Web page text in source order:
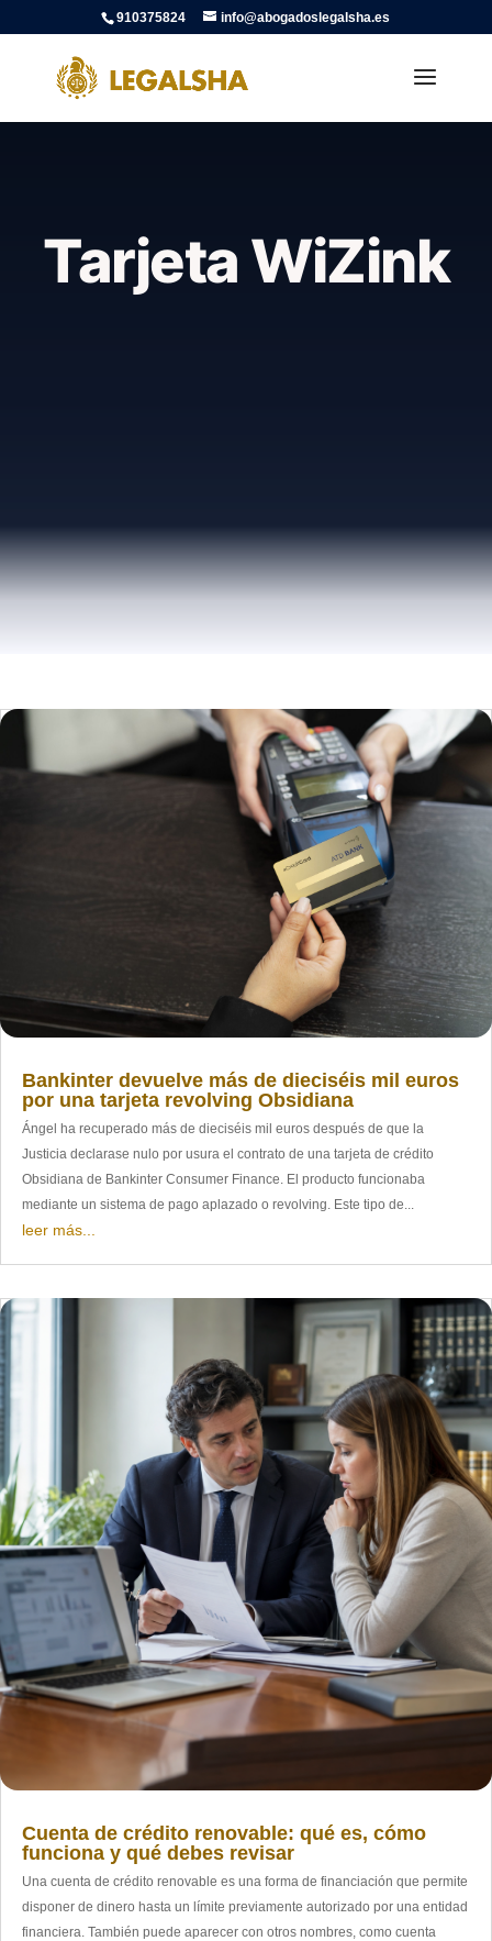
910375824 info@abogadoslegalsha.es
Tarjeta WiZink
Bankinter devuelve más de dieciséis mil euros
por una tarjeta revolving Obsidiana
Ángel ha recuperado más de dieciséis mil euros después de que la
Justicia declarase nulo por usura el contrato de una tarjeta de crédito
Obsidiana de Bankinter Consumer Finance. El producto funcionaba
mediante un sistema de pago aplazado o revolving. Este tipo de...
leer más...
Cuenta de crédito renovable: qué es, cómo
funciona y qué debes revisar
Una cuenta de crédito renovable es una forma de financiación que permite
disponer de dinero hasta un límite previamente autorizado por una entidad
financiera. También puede aparecer con otros nombres, como cuenta